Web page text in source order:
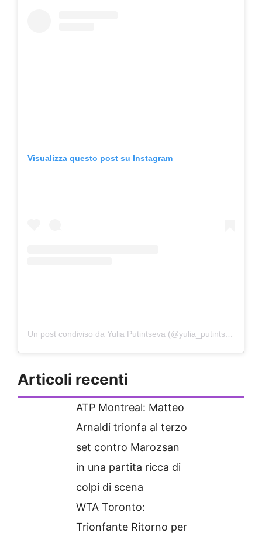
Visualizza questo post su Instagram
Un post condiviso da Yulia Putintseva (@yulia_putintseva)
Articoli recenti
ATP Montreal: Matteo
Arnaldi trionfa al terzo
set contro Marozsan
in una partita ricca di
colpi di scena
WTA Toronto:
Trionfante Ritorno per